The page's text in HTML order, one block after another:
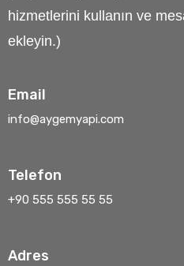
hizmetlerini kullanın ve
ekleyin.)
Email
info@aygemyapi.com
Telefon
+90 555 555 55 55
Adres